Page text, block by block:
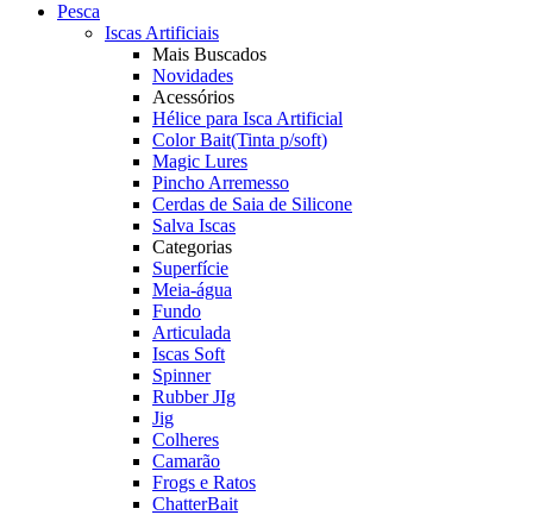
Pesca
Iscas Artificiais
Mais Buscados
Novidades
Acessórios
Hélice para Isca Artificial
Color Bait(Tinta p/soft)
Magic Lures
Pincho Arremesso
Cerdas de Saia de Silicone
Salva Iscas
Categorias
Superfície
Meia-água
Fundo
Articulada
Iscas Soft
Spinner
Rubber JIg
Jig
Colheres
Camarão
Frogs e Ratos
ChatterBait